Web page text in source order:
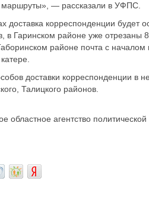
— рассказали в УФПС.
доставка корреспонденции будет
в Гаринском районе уже отрезаны
районе почта с началом
доставки корреспонденции в
Талицкого районов.
агентство